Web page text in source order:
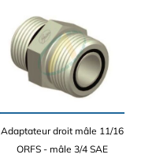
Adaptateur droit mâle 11/16
ORFS - mâle 3/4 SAE